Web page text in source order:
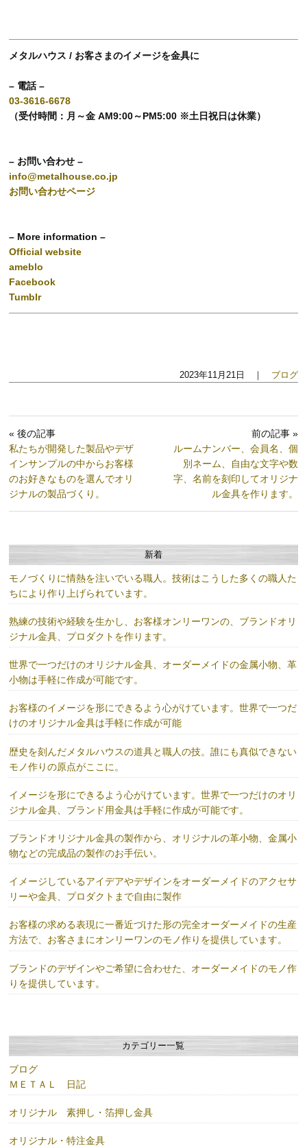
メタルハウス / お客さまのイメージを金具に
– 電話 –
03-3616-6678
（受付時間：月～金 AM9:00～PM5:00 ※土日祝日は休業）
– お問い合わせ –
info@metalhouse.co.jp
お問い合わせページ
– More information –
Official website
ameblo
Facebook
Tumblr
2023年11月21日 ｜ ブログ
« 後の記事
私たちが開発した製品やデザ
インサンプルの中からお客様
のお好きなものを選んでオリ
ジナルの製品づくり。
前の記事 »
ルームナンバー、会員名、個
別ネーム、自由な文字や数
字、名前を刻印してオリジナ
ル金具を作ります。
新着
モノづくりに情熱を注いでいる職人。技術はこうした多くの職人た
ちにより作り上げられています。
熟練の技術や経験を生かし、お客様オンリーワンの、ブランドオリ
ジナル金具、プロダクトを作ります。
世界で一つだけのオリジナル金具、オーダーメイドの金属小物、革
小物は手軽に作成が可能です。
お客様のイメージを形にできるよう心がけています。世界で一つだ
けのオリジナル金具は手軽に作成が可能
歴史を刻んだメタルハウスの道具と職人の技。誰にも真似できない
モノ作りの原点がここに。
イメージを形にできるよう心がけています。世界で一つだけのオリ
ジナル金具、ブランド用金具は手軽に作成が可能です。
ブランドオリジナル金具の製作から、オリジナルの革小物、金属小
物などの完成品の製作のお手伝い。
イメージしているアイデアやデザインをオーダーメイドのアクセサ
リーや金具、プロダクトまで自由に製作
お客様の求める表現に一番近づけた形の完全オーダーメイドの生産
方法で、お客さまにオンリーワンのモノ作りを提供しています。
ブランドのデザインやご希望に合わせた、オーダーメイドのモノ作
りを提供しています。
カテゴリー一覧
ブログ
ＭＥＴＡＬ 日記
オリジナル 素押し・箔押し金具
オリジナル・特注金具